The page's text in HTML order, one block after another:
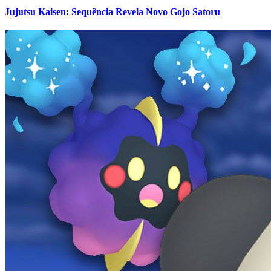
Jujutsu Kaisen: Sequência Revela Novo Gojo Satoru